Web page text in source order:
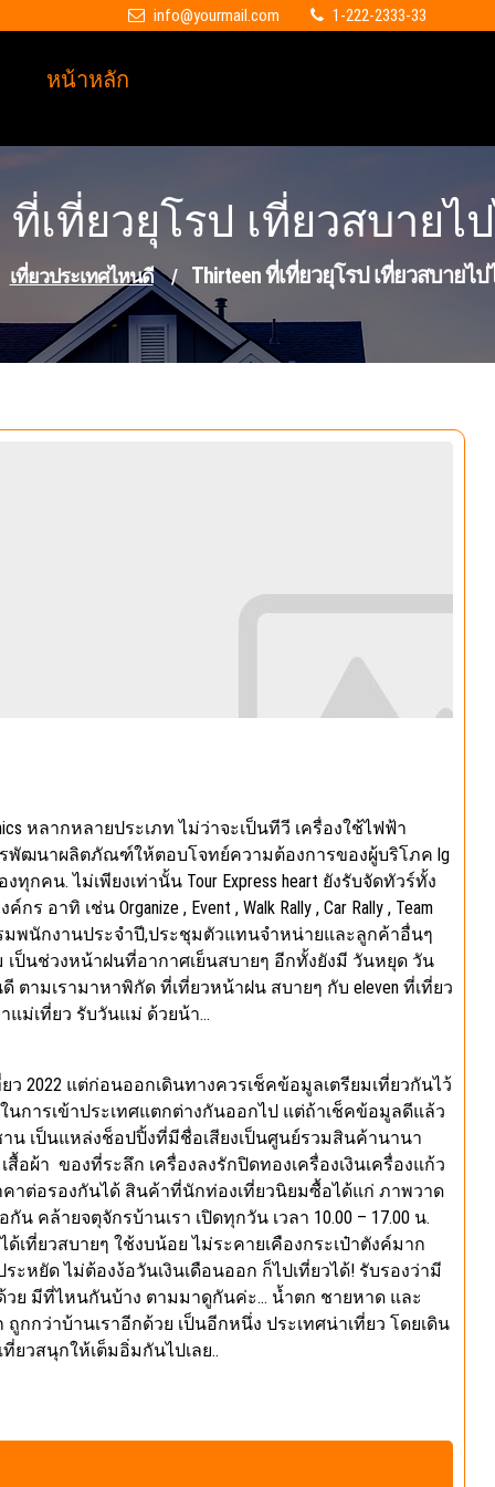
info@yourmail.com 1-222-2333-33
หน้าหลัก
ที่เที่ยวยุโรป เที่ยวสบายไ
เที่ยวประเทศไหนดี / Thirteen ที่เที่ยวยุโรป เที่ยวสบายไ
หลากหลายประเภท ไม่ว่าจะเป็นทีวี เครื่องใช้ไฟฟ้า
ฒนาผลิตภัณฑ์ให้ตอบโจทย์ความต้องการของผู้บริโภค lg
คน. ไม่เพียงเท่านั้น Tour Express heart ยังรับจัดทัวร์ทั้ง
ทิ เช่น Organize , Event , Walk Rally , Car Rally , Team
รมพนักงานประจำปี,ประชุมตัวแทนจำหน่ายและลูกค้าอื่นๆ
ป็นช่วงหน้าฝนที่อากาศเย็นสบายๆ อีกทั้งยังมี วันหยุด วัน
ตามเรามาหาพิกัด ที่เที่ยวหน้าฝน สบายๆ กับ eleven ที่เที่ยว
แม่เที่ยว รับวันแม่ ด้วยน้า…
2022 แต่ก่อนออกเดินทางควรเช็คข้อมูลเตรียมเที่ยวกันไว้
การเข้าประเทศแตกต่างกันออกไป แต่ถ้าเช็คข้อมูลดีแล้ว
น เป็นแหล่งช็อปปิ้งที่มีชื่อเสียงเป็นศูนย์รวมสินค้านานา
ผ้า ของที่ระลึก เครื่องลงรักปิดทองเครื่องเงินเครื่องแก้ว
าต่อรองกันได้ สินค้าที่นักท่องเที่ยวนิยมซื้อได้แก่ ภาพวาด
ล้ายจตุจักรบ้านเรา เปิดทุกวัน เวลา 10.00 – 17.00 น.
เที่ยวสบายๆ ใช้งบน้อย ไม่ระคายเคืองกระเป๋าตังค์มาก
ะหยัด ไม่ต้องง้อวันเงินเดือนออก ก็ไปเที่ยวได้! รับรองว่ามี
ย มีที่ไหนกันบ้าง ตามมาดูกันค่ะ… น้ำตก ชายหาด และ
กว่าบ้านเราอีกด้วย เป็นอีกหนึ่ง ประเทศน่าเที่ยว โดยเดิน
ยวสนุกให้เต็มอิ่มกันไปเลย..